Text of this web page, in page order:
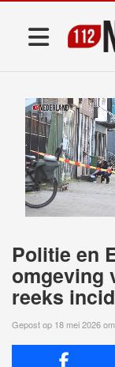
Politie en
omgeving
reeks
Gepost op 18 mei 2026